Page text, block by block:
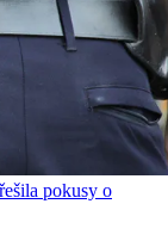
pokusy o